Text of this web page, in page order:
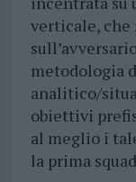
verticale, che
metodologia
analitico/
obiettivi
al meglio i
la prima